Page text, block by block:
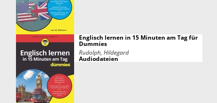
Englisch lernen in 15 Minuten am Tag für
Dummies
Rudolph, Hildegard
Audiodateien